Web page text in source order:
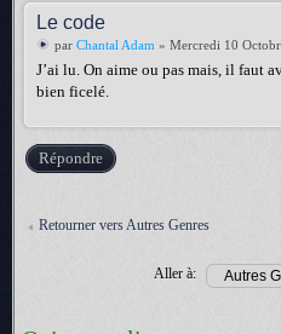
Le code
par Chantal Adam » Mercredi 10
J’ai lu. On aime ou pas mais, il faut
bien ficelé.
Répondre
Retourner vers Autres Genres
Aller à: